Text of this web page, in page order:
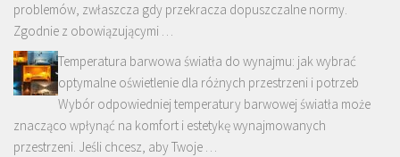
problemów, zwłaszcza gdy przekracza dopuszczalne normy.
Zgodnie z obowiązującymi …
Temperatura barwowa światła do wynajmu: jak wybrać
optymalne oświetlenie dla różnych przestrzeni i potrzeb
Wybór odpowiedniej temperatury barwowej światła może
znacząco wpłynąć na komfort i estetykę wynajmowanych
przestrzeni. Jeśli chcesz, aby Twoje …